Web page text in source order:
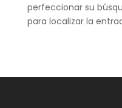
perfeccionar su
para localizar la